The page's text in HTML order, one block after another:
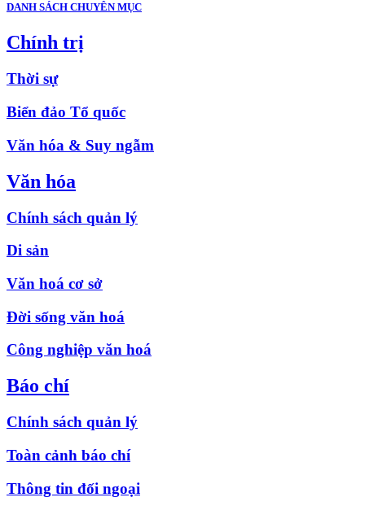
DANH SÁCH CHUYÊN MỤC
Chính trị
Thời sự
Biển đảo Tổ quốc
Văn hóa & Suy ngẫm
Văn hóa
Chính sách quản lý
Di sản
Văn hoá cơ sở
Đời sống văn hoá
Công nghiệp văn hoá
Báo chí
Chính sách quản lý
Toàn cảnh báo chí
Thông tin đối ngoại